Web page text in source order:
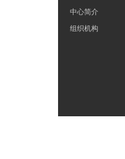
中心简介
组织机构